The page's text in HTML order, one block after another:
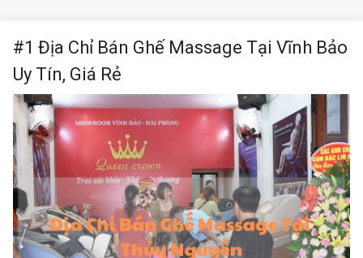
#1 Địa Chỉ Bán Ghế Massage Tại Vĩnh Bảo
Uy Tín, Giá Rẻ